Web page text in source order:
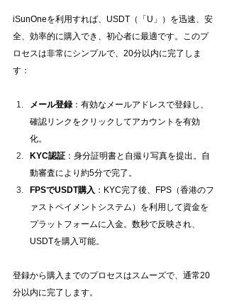
iSunOneを利用すれば、USDT（「U」）を迅速、安
全、効率的に購入でき、初心者に最適です。このプ
ロセスは非常にシンプルで、20分以内に完了しま
す：
メール登録：有効なメールアドレスで登録し、
確認リンクをクリックしてアカウントを有効
化。
KYC認証 ：身分証明書と自撮り写真を提出。自
動審査により約5分で完了。
FPSでUSDT購入 ：KYC完了後、FPS（香港のフ
ァストペイメントシステム）を利用して資金を
プラットフォームに入金。数秒で反映され、
USDTを購入可能。
登録から購入までのプロセスはスムーズで、通常20
分以内に完了します。